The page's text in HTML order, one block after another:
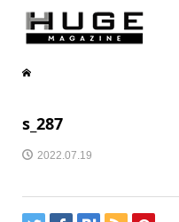
s_287
2022.07.19